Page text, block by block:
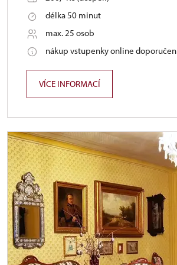
délka 50 minut
max. 25 osob
nákup vstupenky online doporučen
VÍCE INFORMACÍ